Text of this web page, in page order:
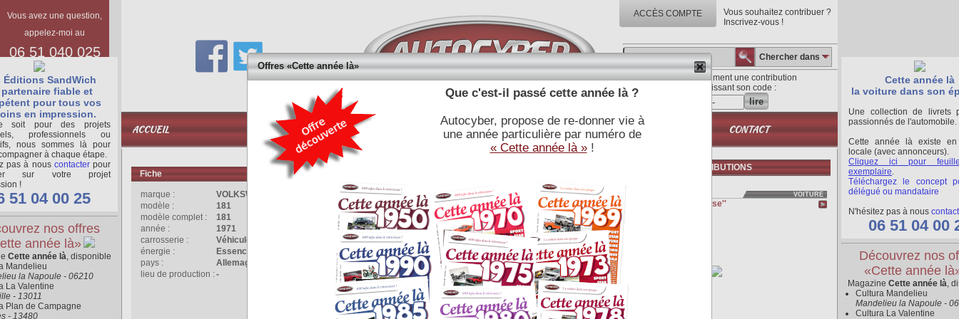
ACCÈS COMPTE
Vous souhaitez contribuer ?
Inscrivez-vous !
Chercher dans
Lisez directement une contribution
en saisissant son code :
lire
ACCUEIL
BASE
DOCUMENTAIRE
RÉFÉRENCES
JOURNALISTIQUES
BOUTIQUE CONTACT
Vous avez une question,
appelez-moi au
06 51 040 025
Fiche
marque :
VOLKSWAGEN
modèle :
181
modèle complet :
181
année :
1971
carrosserie :
Véhicule Loisir
énergie :
Essence
pays :
Allemagne
lieu de production :-
La Volkswagen 181 un utilitaire de loisirs
Un véhicule à vocation militaire conçu pour satisfaire les forces de
l'OTAN, élaboré sur les bases de la formidable Coccinelle. La
Volkswagen 181 met en joie les civils.
Présentée au salon de Francfort 1969
, la 181 civile compte conquérir
les agriculteurs et les professions rurales.
Construit entre 1969 et 1980, la Volkswagen 181 est d'extrapolée d'un
LES DERNIÈRES CONTRIBUTIONS
VOITURE
BMW 1800 ''Nouvelle Classe''
Éditions SandWich
fiable et
pour tous vos
en impression.
soit pour des projets
professionnels ou
nous sommes là pour
à chaque étape.
pas à nous contacterpour
sur votre projet
!
51 04 00 25
nos offres
année là»
Cette année là, disponible
Mandelieu
la Napoule - 06210
La Valentine
- 13011
Plan de Campagne
- 13480
Cette année là
la voiture dans son
Une collection de livrets
passionnés de l'automobile.
Cette année là existe en
locale (avec annonceurs).
Cliquez ici pour
exemplaire.
Téléchargez le concept
délégué ou mandataire
N'hésitez pas à nous
06 51 04 00
Découvrez nos
«Cette année
Magazine Cette année là,
Cultura Mandelieu
Mandelieu la Napoule -
Cultura La Valentine
Offres «Cette année là»
Que c'est-il passé cette année là ?
Autocyber, propose de re-donner vie à
une année particulière par numéro de
« Cette année là »!